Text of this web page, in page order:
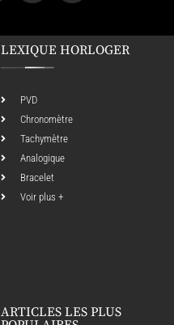
LEXIQUE HORLOGER
PVD
Chronomètre
Tachymètre
Analogique
Bracelet
Voir plus +
ARTICLES LES PLUS